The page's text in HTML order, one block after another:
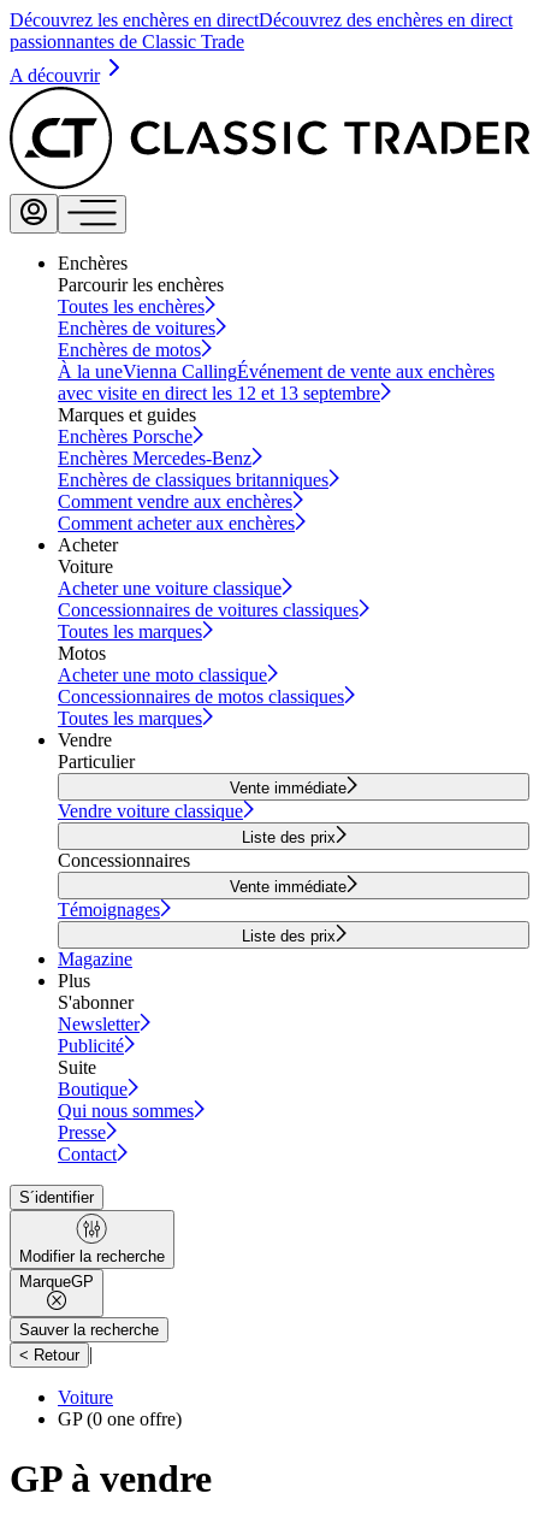
Découvrez les enchères en directDécouvrez des enchères en direct
passionnantes de Classic Trade
A découvrir
Enchères
Parcourir les enchères
Toutes les enchères
Enchères de voitures
Enchères de motos
À la uneVienna CallingÉvénement de vente aux enchères
avec visite en direct les 12 et 13 septembre
Marques et guides
Enchères Porsche
Enchères Mercedes-Benz
Enchères de classiques britanniques
Comment vendre aux enchères
Comment acheter aux enchères
Acheter
Voiture
Acheter une voiture classique
Concessionnaires de voitures classiques
Toutes les marques
Motos
Acheter une moto classique
Concessionnaires de motos classiques
Toutes les marques
Vendre
Particulier
Vente immédiate
Vendre voiture classique
Liste des prix
Concessionnaires
Vente immédiate
Témoignages
Liste des prix
Magazine
Plus
S'abonner
Newsletter
Publicité
Suite
Boutique
Qui nous sommes
Presse
Contact
S´identifier
Modifier la recherche
MarqueGP
Sauver la recherche
< Retour |
Voiture
GP(0 one offre)
GP à vendre